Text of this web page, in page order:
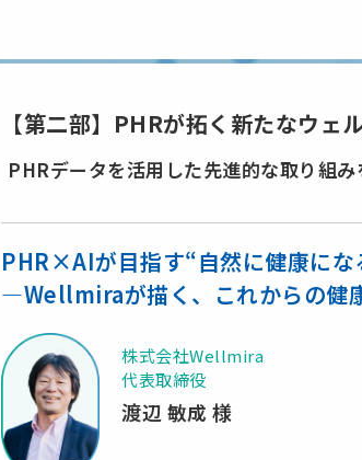
【第二部】PHRが拓く新たなウェ
PHRデータを活用した先進的な取り組
PHR×AIが目指す“自然に健康にな
―Wellmiraが描く、これからの健
株式会社Wellmira
代表取締役
渡辺 敏成 様